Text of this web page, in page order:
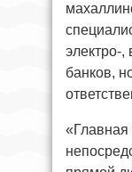
электро-,
банков,